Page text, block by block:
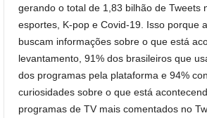
gerando o total de 1,83 bilhão de Tweets
esportes, K-pop e Covid-19. Isso porque
buscam informações sobre o que está
levantamento, 91% dos brasileiros que
dos programas pela plataforma e 94%
curiosidades sobre o que está
programas de TV mais comentados no